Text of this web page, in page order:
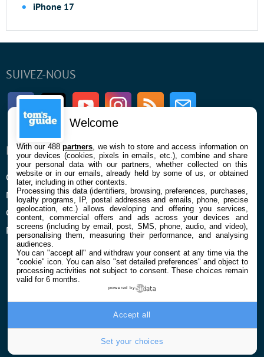
iPhone 17
SUIVEZ-NOUS
FacebookTwitter Youtube InstagramRSS Newsletter
ENTREPRISE
Qui sommes nous
Mentions légales et CGU
Confidentialité et Cookies
Préférences cookies
À PROPOS
La rédaction
Contact
Welcome
With our 488partners , we wish to store and access information on
your devices (cookies, pixels in emails, etc.), combine and share
your personal data with our partners, whether collected on this
website or in our emails, already held by some of us, or obtained
later, including in other contexts.
Processing this data (identifiers, browsing, preferences, purchases,
loyalty programs, IP, postal addresses and emails, phone, precise
geolocation, etc.) allows developing and offering you services,
content, commercial offers and ads across your devices and
screens (including by email, post, SMS, phone, audio, and video),
personalising them, measuring their performance, and analysing
audiences.
You can "accept all" and withdraw your consent at any time via the
"cookie" icon. You can also "set detailed preferences" and object to
processing activities not subject to consent. These choices remain
valid for 6 months.
powered by
Set your choices
Accept all